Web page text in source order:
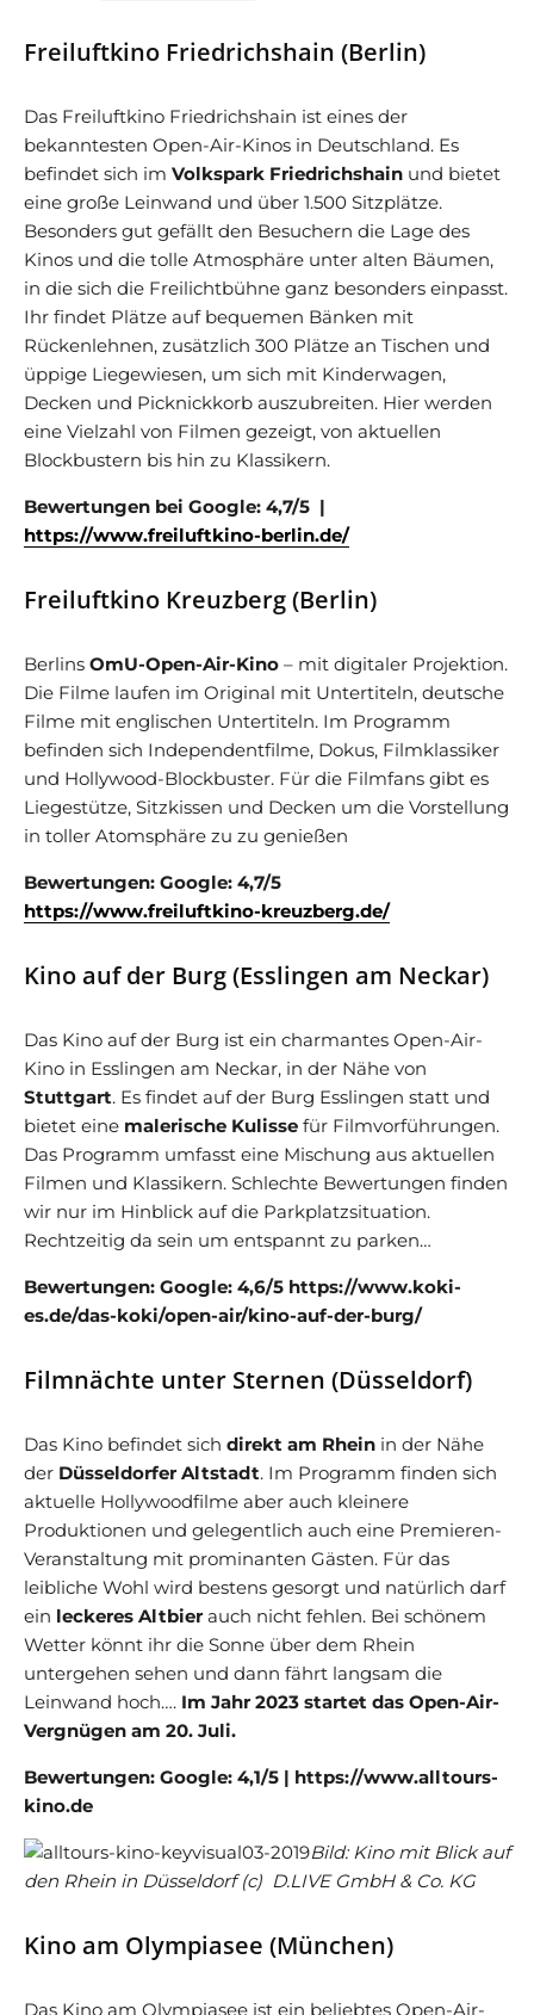
Freiluftkino Friedrichshain (Berlin)
Das Freiluftkino Friedrichshain ist eines der
bekanntesten Open-Air-Kinos in Deutschland. Es
befindet sich im Volkspark Friedrichshain und bietet
eine große Leinwand und über 1.500 Sitzplätze.
Besonders gut gefällt den Besuchern die Lage des
Kinos und die tolle Atmosphäre unter alten Bäumen,
in die sich die Freilichtbühne ganz besonders einpasst.
Ihr findet Plätze auf bequemen Bänken mit
Rückenlehnen, zusätzlich 300 Plätze an Tischen und
üppige Liegewiesen, um sich mit Kinderwagen,
Decken und Picknickkorb auszubreiten. Hier werden
eine Vielzahl von Filmen gezeigt, von aktuellen
Blockbustern bis hin zu Klassikern.
Bewertungen bei Google: 4,7/5 |
https://www.freiluftkino-berlin.de/
Freiluftkino Kreuzberg (Berlin)
Berlins OmU-Open-Air-Kino – mit digitaler Projektion.
Die Filme laufen im Original mit Untertiteln, deutsche
Filme mit englischen Untertiteln. Im Programm
befinden sich Independentfilme, Dokus, Filmklassiker
und Hollywood-Blockbuster. Für die Filmfans gibt es
Liegestütze, Sitzkissen und Decken um die Vorstellung
in toller Atomsphäre zu zu genießen
Bewertungen: Google: 4,7/5
https://www.freiluftkino-kreuzberg.de/
Kino auf der Burg (Esslingen am Neckar)
Das Kino auf der Burg ist ein charmantes Open-Air-
Kino in Esslingen am Neckar, in der Nähe von
Stuttgart. Es findet auf der Burg Esslingen statt und
bietet eine malerische Kulisse für Filmvorführungen.
Das Programm umfasst eine Mischung aus aktuellen
Filmen und Klassikern. Schlechte Bewertungen finden
wir nur im Hinblick auf die Parkplatzsituation.
Rechtzeitig da sein um entspannt zu parken…
Bewertungen: Google: 4,6/5 https://www.koki-
es.de/das-koki/open-air/kino-auf-der-burg/
Filmnächte unter Sternen (Düsseldorf)
Das Kino befindet sich direkt am Rhein in der Nähe
der Düsseldorfer Altstadt. Im Programm finden sich
aktuelle Hollywoodfilme aber auch kleinere
Produktionen und gelegentlich auch eine Premieren-
Veranstaltung mit prominanten Gästen. Für das
leibliche Wohl wird bestens gesorgt und natürlich darf
ein leckeres Altbier auch nicht fehlen. Bei schönem
Wetter könnt ihr die Sonne über dem Rhein
untergehen sehen und dann fährt langsam die
Leinwand hoch…. Im Jahr 2023 startet das Open-Air-
Vergnügen am 20. Juli.
Bewertungen: Google: 4,1/5 | https://www.alltours-
kino.de
Bild: Kino mit Blick auf
den Rhein in Düsseldorf (c) D.LIVE GmbH & Co. KG
Kino am Olympiasee (München)
Das Kino am Olympiasee ist ein beliebtes Open-Air-